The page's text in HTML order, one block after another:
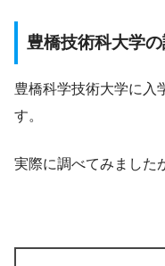
豊橋技術科大学
豊橋科学技術大学に入
す。
実際に調べてみました